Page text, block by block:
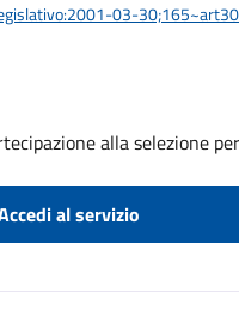
03-30;165~art30
alla selezione
al servizio